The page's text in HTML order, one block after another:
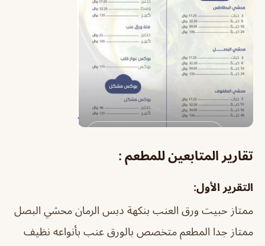
تقارير المتابعين للمطعم :
التقرير الأول:
ممتاز حبيت ورق العنب بنكهة دبس الرمان محشي البصل
ممتاز جدا المطعم متخصص بالورق عنب بأنواعه نظيف